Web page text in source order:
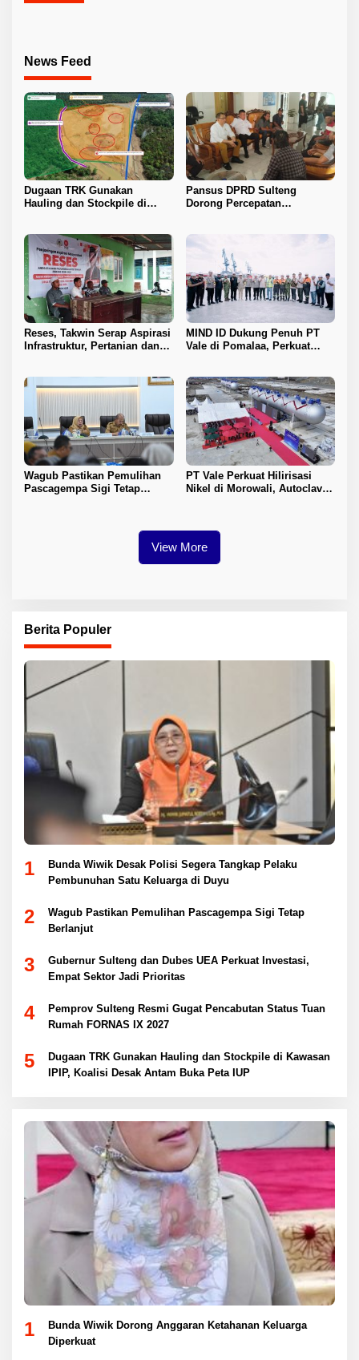
News Feed
Dugaan TRK Gunakan
Hauling dan Stockpile di
Pansus DPRD Sulteng
Dorong Percepatan
Reses, Takwin Serap Aspirasi
Infrastruktur, Pertanian dan
MIND ID Dukung Penuh PT
Vale di Pomalaa, Perkuat
Wagub Pastikan Pemulihan
Pascagempa Sigi Tetap
PT Vale Perkuat Hilirisasi
Nikel di Morowali, Autoclave
View More
Berita Populer
1
Bunda Wiwik Desak Polisi Segera Tangkap Pelaku
Pembunuhan Satu Keluarga di Duyu
2
Wagub Pastikan Pemulihan Pascagempa Sigi Tetap
Berlanjut
3
Gubernur Sulteng dan Dubes UEA Perkuat Investasi,
Empat Sektor Jadi Prioritas
4
Pemprov Sulteng Resmi Gugat Pencabutan Status Tuan
Rumah FORNAS IX 2027
5
Dugaan TRK Gunakan Hauling dan Stockpile di Kawasan
IPIP, Koalisi Desak Antam Buka Peta IUP
1
Bunda Wiwik Dorong Anggaran Ketahanan Keluarga
Diperkuat